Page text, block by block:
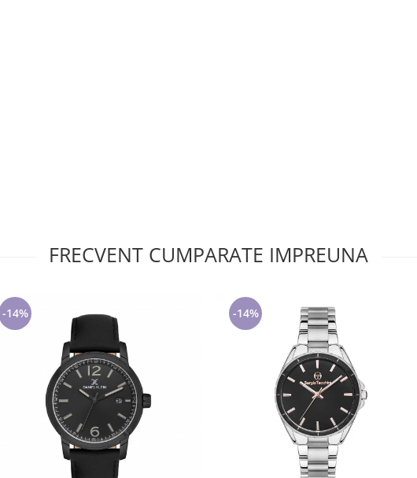
FRECVENT CUMPARATE IMPREUNA
-14% -14%